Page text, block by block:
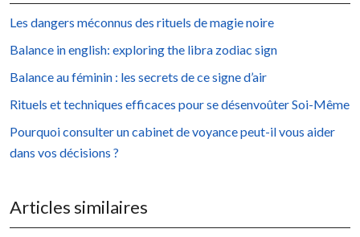
Les dangers méconnus des rituels de magie noire
Balance in english: exploring the libra zodiac sign
Balance au féminin : les secrets de ce signe d’air
Rituels et techniques efficaces pour se désenvoûter Soi-Même
Pourquoi consulter un cabinet de voyance peut-il vous aider
dans vos décisions ?
Articles similaires